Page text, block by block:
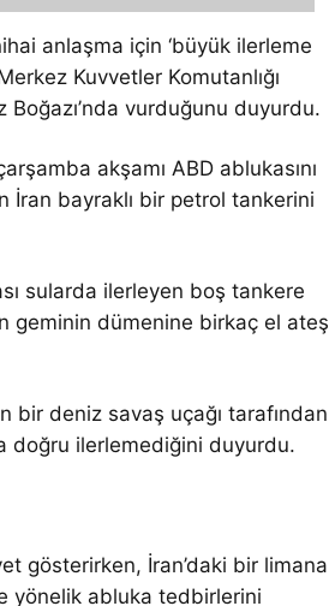
anlaşma için ‘büyük ilerleme
Kuvvetler Komutanlığı
vurduğunu duyurdu.
akşamı ABD ablukasını
İran bayraklı bir petrol tankerini
sularda ilerleyen boş tankere
geminin dümenine birkaç el ateş
bir deniz savaş uçağı tarafından
doğru ilerlemediğini duyurdu.
gösterirken, İran’daki bir limana
yönelik abluka tedbirlerini